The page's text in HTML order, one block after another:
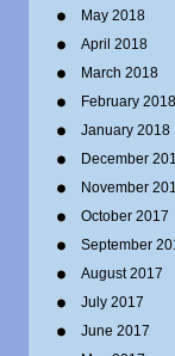
May 2018
April 2018
March 2018
February 2018
January 2018
December
November
October 2017
September
August 2017
July 2017
June 2017